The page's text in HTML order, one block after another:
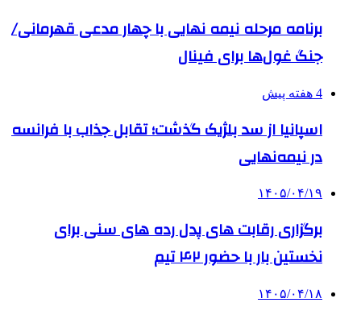
برنامه مرحله نیمه نهایی با چهار مدعی قهرمانی/
جنگ غول‌ها برای فینال
4 هفته پیش
اسپانیا از سد بلژیک گذشت؛ تقابل جذاب با فرانسه
در نیمه‌نهایی
۱۴۰۵/۰۴/۱۹
برگزاری رقابت های پدل رده های سنی برای
نخستین بار با حضور ۴۲ تیم
۱۴۰۵/۰۴/۱۸